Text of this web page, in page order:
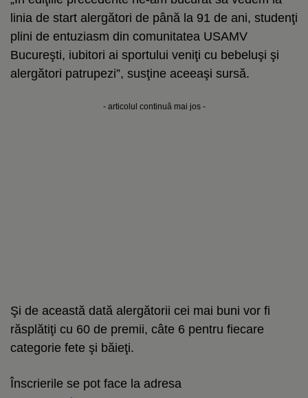
linia de start alergători de până la 91 de ani, studenţi
plini de entuziasm din comunitatea USAMV
Bucureşti, iubitori ai sportului veniţi cu bebeluşi şi
alergători patrupezi”, susţine aceeaşi sursă.
- articolul continuă mai jos -
Şi de această dată alergătorii cei mai buni vor fi
răsplătiţi cu 60 de premii, câte 6 pentru fiecare
categorie fete şi băieţi.
Înscrierile se pot face la adresa